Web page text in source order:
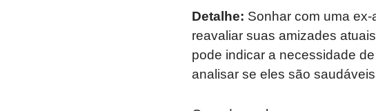
Detalhe: Sonhar com uma
reavaliar suas amizades
pode indicar a necessidade
analisar se eles são